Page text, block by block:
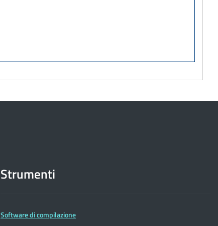
Strumenti
Software di compilazione